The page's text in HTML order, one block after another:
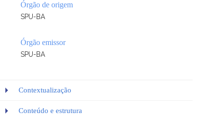
Órgão de origem
SPU-BA
Órgão emissor
SPU-BA
Contextualização
Conteúdo e estrutura